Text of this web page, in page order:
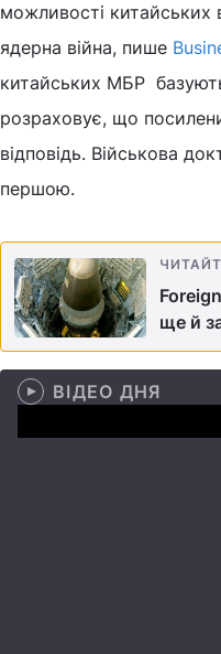
можливості китайських
ядерна війна, пише
китайських МБР
розраховує, що
відповідь. Військова
першою.
ще й
ВІДЕО ДНЯ